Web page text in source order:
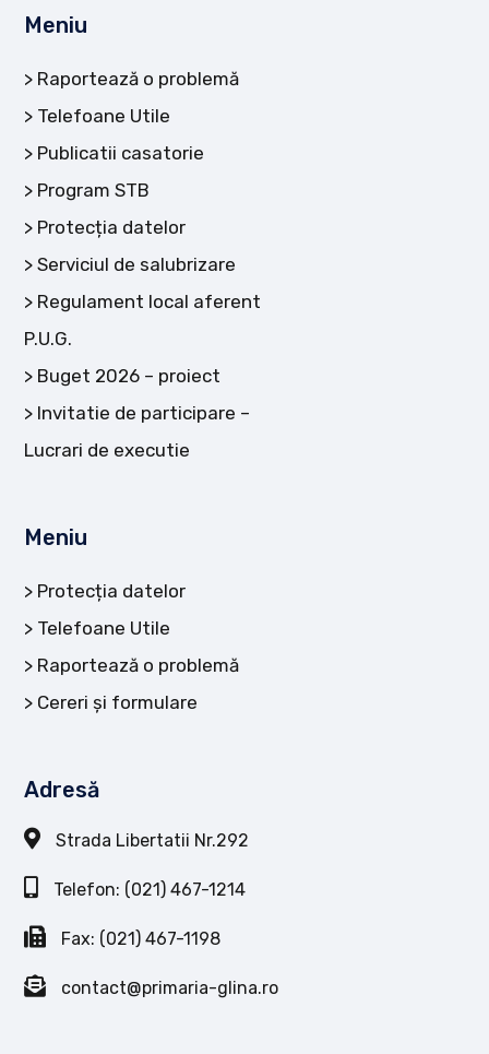
Meniu
Raportează o problemă
Telefoane Utile
Publicatii casatorie
Program STB
Protecția datelor
Serviciul de salubrizare
Regulament local aferent
P.U.G.
Buget 2026 – proiect
Invitatie de participare –
Lucrari de executie
Meniu
Protecția datelor
Telefoane Utile
Raportează o problemă
Cereri și formulare
Adresă
Strada Libertatii Nr.292
Telefon: (021) 467-1214
Fax: (021) 467-1198
contact@primaria-glina.ro